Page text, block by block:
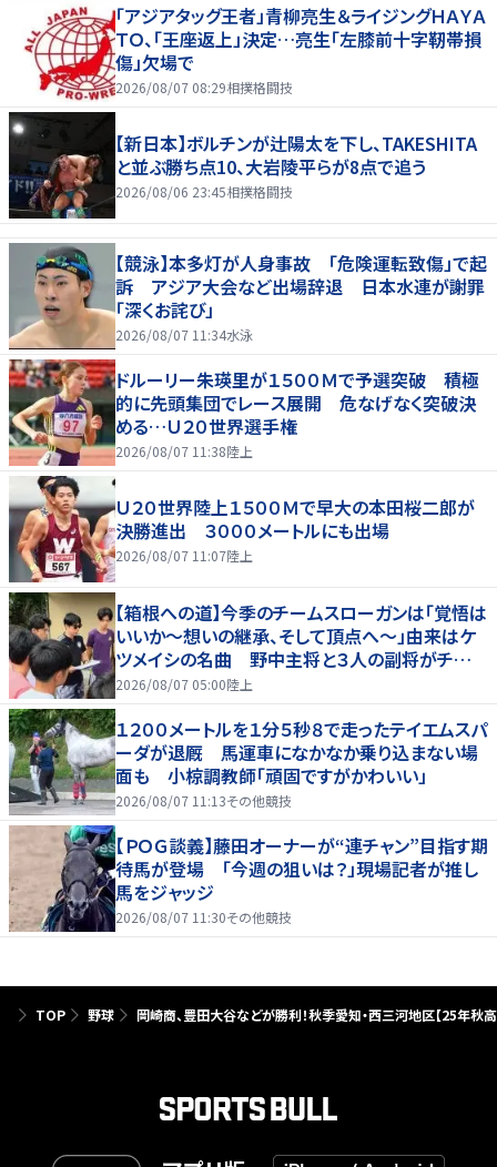
「アジアタッグ王者」青柳亮生＆ライジングＨＡＹＡ
ＴＯ、「王座返上」決定…亮生「左膝前十字靭帯損
傷」欠場で
2026/08/07 08:29相撲格闘技
【新日本】ボルチンが辻陽太を下し、TAKESHITA
と並ぶ勝ち点10、大岩陵平らが8点で追う
2026/08/06 23:45相撲格闘技
【競泳】本多灯が人身事故 「危険運転致傷」で起
訴 アジア大会など出場辞退 日本水連が謝罪
「深くお詫び」
2026/08/07 11:34水泳
ドルーリー朱瑛里が１５００Ｍで予選突破 積極
的に先頭集団でレース展開 危なげなく突破決
める…Ｕ２０世界選手権
2026/08/07 11:38陸上
Ｕ２０世界陸上１５００Ｍで早大の本田桜二郎が
決勝進出 ３０００メートルにも出場
2026/08/07 11:07陸上
【箱根への道】今季のチームスローガンは「覚悟は
いいか～想いの継承、そして頂点へ～」由来はケ
ツメイシの名曲 野中主将と３人の副将がチーム
を引っ張る…夏合宿特集第１弾、国学院大
2026/08/07 05:00陸上
１２００メートルを１分５秒８で走ったテイエムスパ
ーダが退厩 馬運車になかなか乗り込まない場
面も 小椋調教師「頑固ですがかわいい」
2026/08/07 11:13その他競技
【ＰＯＧ談義】藤田オーナーが“連チャン”目指す期
待馬が登場 「今週の狙いは？」現場記者が推し
馬をジャッジ
2026/08/07 11:30その他競技
TOP 野球 岡崎商、豊田大谷などが勝利！秋季愛知・西三河地区【25年秋